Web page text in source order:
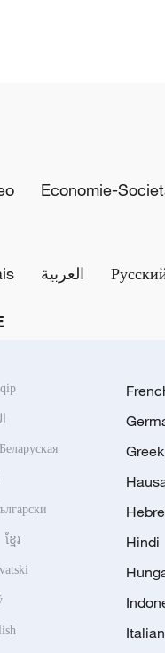
Economie-
العربية
Беларуская
ខ្មែរ
Greek
Hindi
Italian